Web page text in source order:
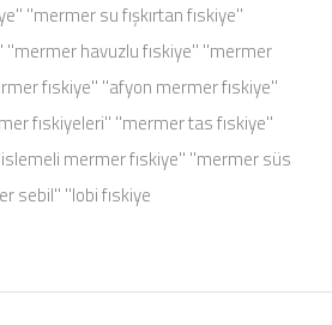
''mermer su fışkırtan fıskiye''
havuzlu fıskiye'' ''mermer
fıskiye'' ''afyon mermer fıskiye''
fıskiyeleri'' ''mermer tas fıskiye''
mermer fıskiye'' ''mermer süs
sebil'' ''lobi fıskiye